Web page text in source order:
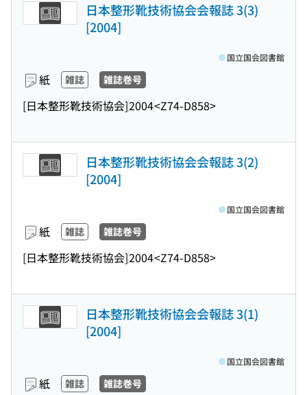
日本整形靴技術協会会報誌 3(3)
[2004]
紙 雑誌 雑誌巻号
[日本整形靴技術協会]2004<Z74-D858>
国立国会図書館
日本整形靴技術協会会報誌 3(2)
[2004]
紙 雑誌 雑誌巻号
[日本整形靴技術協会]2004<Z74-D858>
国立国会図書館
日本整形靴技術協会会報誌 3(1)
[2004]
紙 雑誌 雑誌巻号
国立国会図書館